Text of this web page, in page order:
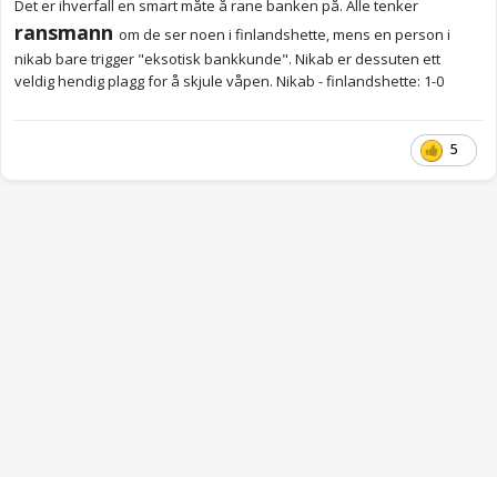
Det er ihverfall en smart måte å rane banken på. Alle tenker
ransmann om de ser noen i finlandshette, mens en person i
nikab bare trigger "eksotisk bankkunde". Nikab er dessuten ett
veldig hendig plagg for å skjule våpen. Nikab - finlandshette: 1-0
5